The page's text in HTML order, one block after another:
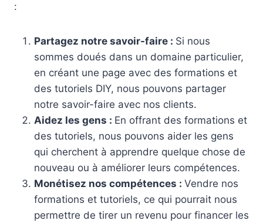
:
Partagez notre savoir-faire : Si nous
sommes doués dans un domaine particulier,
en créant une page avec des formations et
des tutoriels DIY, nous pouvons partager
notre savoir-faire avec nos clients.
Aidez les gens : En offrant des formations et
des tutoriels, nous pouvons aider les gens
qui cherchent à apprendre quelque chose de
nouveau ou à améliorer leurs compétences.
Monétisez nos compétences : Vendre nos
formations et tutoriels, ce qui pourrait nous
permettre de tirer un revenu pour financer les